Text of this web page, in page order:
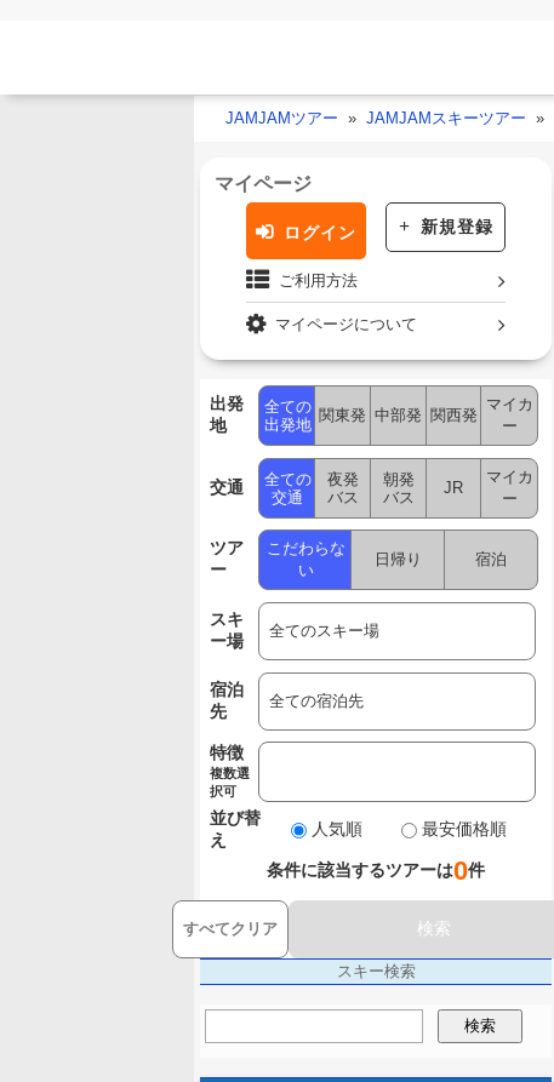
JAMJAMツアー JAMJAMスキーツアー
マイページ
ログイン 新規登録
ご利用方法
マイページについて
出発
地
全ての
出発地
関東発 中部発 関西発
マイカ
ー
交通
全ての
交通
夜発
バス
朝発
バス
JR
マイカ
ー
ツア
ー
こだわらな
い
日帰り 宿泊
スキ
ー場
宿泊
先
特徴
複数選
択可
並び替
え
人気順 最安価格順
条件に該当するツアーは0件
すべてクリア 検索
スキー検索
検索